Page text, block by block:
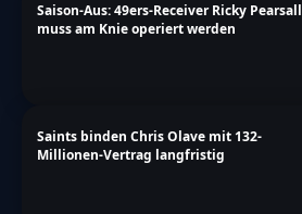
Saison-Aus: 49ers-Receiver Ricky Pearsall
muss am Knie operiert werden
Saints binden Chris Olave mit 132-
Millionen-Vertrag langfristig